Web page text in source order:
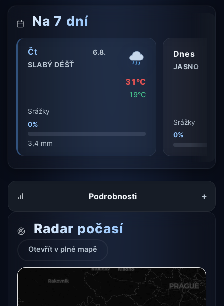
Na 7 dní
Čt
6.8.
SLABÝ DÉŠŤ
31°C
19°C
Srážky
0%
3,4 mm
Dnes
JASNO
Srážky
0%
Podrobnosti +
Radar počasí
Otevřít v plné mapě